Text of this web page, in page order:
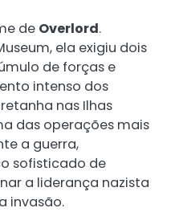
de Overlord.
ela exigiu dois
de forças e
intenso dos
nas Ilhas
das operações mais
a guerra,
sofisticado de
a liderança nazista
invasão.